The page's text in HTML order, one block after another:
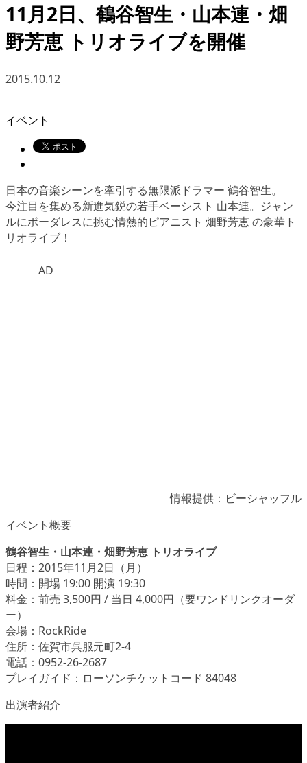
11月2日、鶴谷智生・山本連・畑
野芳恵 トリオライブを開催
2015.10.12
イベント
日本の音楽シーンを牽引する無限派ドラマー 鶴谷智生。
今注目を集める新進気鋭の若手ベーシスト 山本連。ジャン
ルにボーダレスに挑む情熱的ピアニスト 畑野芳恵 の豪華ト
リオライブ！
AD
情報提供：ビーシャッフル
イベント概要
鶴谷智生・山本連・畑野芳恵 トリオライブ
日程：2015年11月2日（月）
時間：開場 19:00 開演 19:30
料金：前売 3,500円 / 当日 4,000円（要ワンドリンクオーダ
ー）
会場：RockRide
住所：佐賀市呉服元町2-4
電話：0952-26-2687
プレイガイド： ローソンチケットコード 84048
出演者紹介